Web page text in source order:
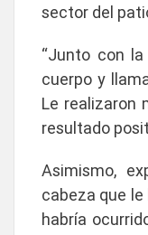
sector del
“Junto con
cuerpo y
Le realizaron
resultado
Asimismo,
cabeza que
habría